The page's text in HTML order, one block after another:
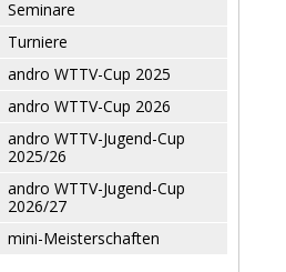
Seminare
Turniere
andro WTTV-Cup 2025
andro WTTV-Cup 2026
andro WTTV-Jugend-Cup
2025/26
andro WTTV-Jugend-Cup
2026/27
mini-Meisterschaften